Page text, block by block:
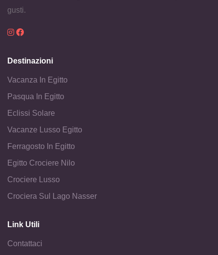
gusti.
Destinazioni
Vacanza In Egitto
Pasqua In Egitto
Eclissi Solare
Vacanze Lusso Egitto
Ferragosto In Egitto
Egitto Crociere Nilo
Crociere Lusso
Crociera Sul Lago Nasser
Link Utili
Contattaci